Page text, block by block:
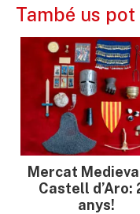
També us
Mercat
Castell d’Aro:
anys!